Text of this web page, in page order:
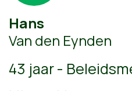
Hans
Van den Eynden
43 jaar -